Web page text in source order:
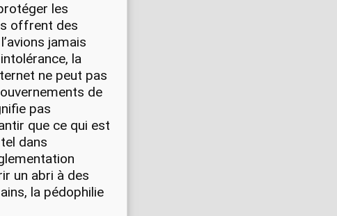
les
offrent des
jamais
la
ne peut pas
de
pas
que ce qui est
dans
un abri à des
la pédophilie